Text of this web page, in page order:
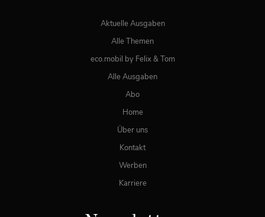
Aktuelle Ausgaben
Alle Themen
eco.mobil by Felix & Tom
Alle Ausgaben
Abo
Home
Über uns
Kontakt
Werben
Karriere